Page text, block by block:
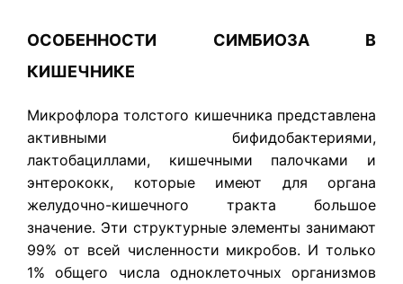
ОСОБЕННОСТИ СИМБИОЗА В
КИШЕЧНИКЕ
Микрофлора толстого кишечника представлена
активными бифидобактериями,
лактобациллами, кишечными палочками и
энтерококк, которые имеют для органа
желудочно-кишечного тракта большое
значение. Эти структурные элементы занимают
99% от всей численности микробов. И только
1% общего числа одноклеточных организмов